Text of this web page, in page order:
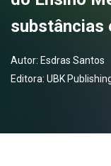
substâncias
Autor: Esdras Santos
Editora: UBK